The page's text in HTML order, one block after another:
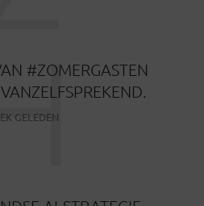
#ZOMERGASTEN
GELEDEN